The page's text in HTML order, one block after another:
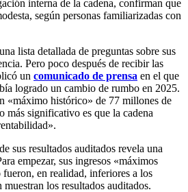
interna de la cadena, confirman que
según personas familiarizadas con
lista detallada de preguntas sobre sus
Pero poco después de recibir las
un comunicado de prensa en el que
logrado un cambio de rumbo en 2025.
«máximo histórico» de 77 millones de
más significativo es que la cadena
sus resultados auditados revela una
empezar, sus ingresos «máximos
en realidad, inferiores a los
los resultados auditados.